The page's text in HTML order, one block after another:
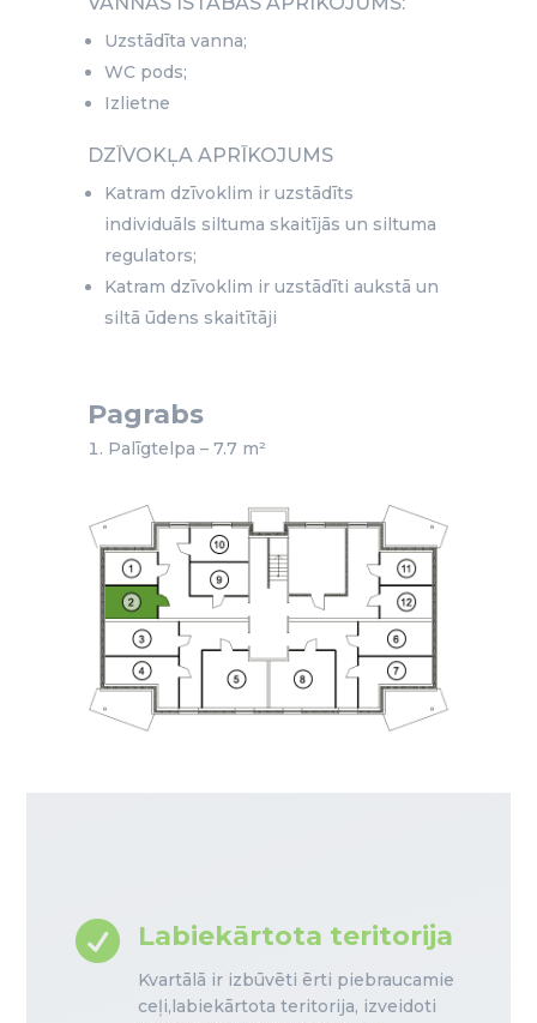
Uzstādīta vanna;
WC pods;
Izlietne
DZĪVOKĻA APRĪKOJUMS
Katram dzīvoklim ir uzstādīts
individuāls siltuma skaitījās un siltuma
regulators;
Katram dzīvoklim ir uzstādīti aukstā un
siltā ūdens skaitītāji
Pagrabs
Palīgtelpa – 7.7 m²
 Labiekārtota teritorija
Kvartālā ir izbūvēti ērti piebraucamie
ceļi,labiekārtota teritorija, izveidoti